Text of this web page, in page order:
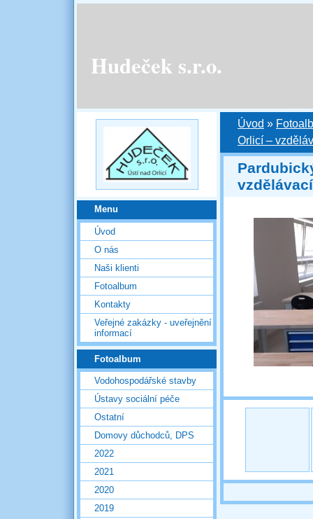
Hudeček s.r.o.
Menu
Úvod
O nás
Naši klienti
Fotoalbum
Kontakty
Veřejné zakázky - uveřejnění
informací
Fotoalbum
Vodohospodářské stavby
Ústavy sociální péče
Ostatní
Domovy důchodců, DPS
2022
2021
2020
2019
Úvod »
Orlicí –